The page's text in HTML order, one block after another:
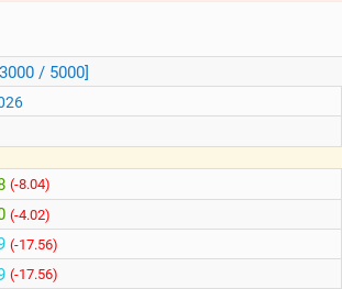
/ 5000]
(-8.04)
(-4.02)
(-17.56)
(-17.56)